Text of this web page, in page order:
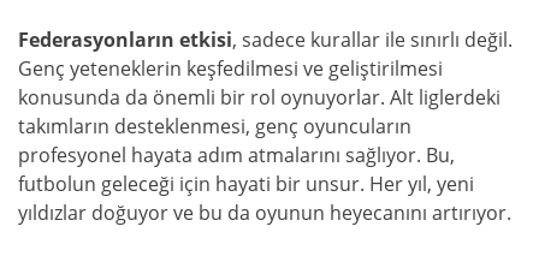
Federasyonların etkisi, sadece kurallar ile sınırlı değil.
Genç yeteneklerin keşfedilmesi ve geliştirilmesi
konusunda da önemli bir rol oynuyorlar. Alt liglerdeki
takımların desteklenmesi, genç oyuncuların
profesyonel hayata adım atmalarını sağlıyor. Bu,
futbolun geleceği için hayati bir unsur. Her yıl, yeni
yıldızlar doğuyor ve bu da oyunun heyecanını artırıyor.